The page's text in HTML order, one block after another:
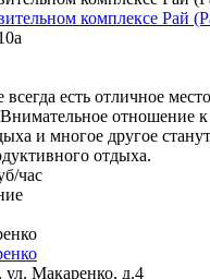
комплексе Рай
есть отличное
отношение
и многое другое
отдыха.
час
ул. Макаренко, д.4